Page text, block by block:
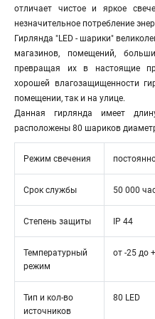
отличает чистое и яркое
незначительное потребление
Гирлянда "LED - шарики"
магазинов, помещений,
превращая их в настоящие
хорошей влагозащищенности
помещении, так и на улице.
Данная гирлянда имеет
расположены 80 шариков
Режим свечения
Срок службы 50 000
Степень защиты IP 44
Температурный
режим
от -25 до
Тип и кол-во
источников
80 LED